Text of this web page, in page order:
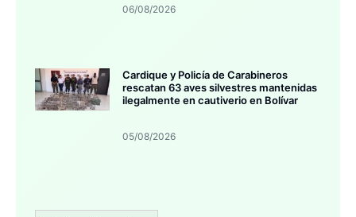
06/08/2026
Cardique y Policía de Carabineros
rescatan 63 aves silvestres mantenidas
ilegalmente en cautiverio en Bolívar
05/08/2026